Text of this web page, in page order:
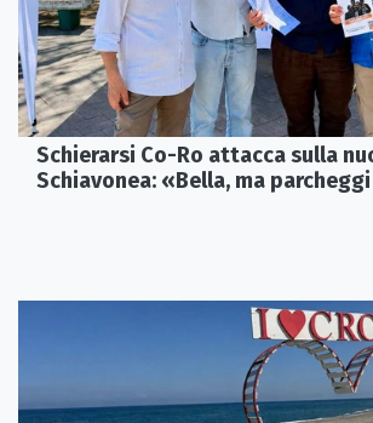
Schierarsi Co-Ro attacca sulla
Schiavonea: «Bella, ma